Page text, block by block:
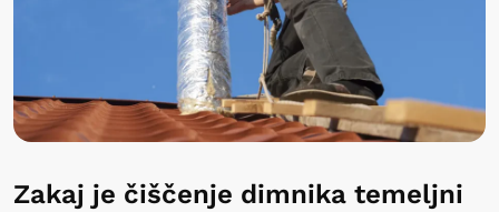
Zakaj je čiščenje dimnika temeljni